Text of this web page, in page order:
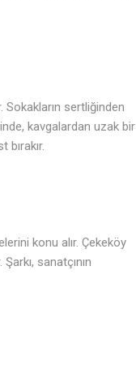
sertliğinden
kavgalardan uzak bir
konu alır. Çekeköy
sanatçının